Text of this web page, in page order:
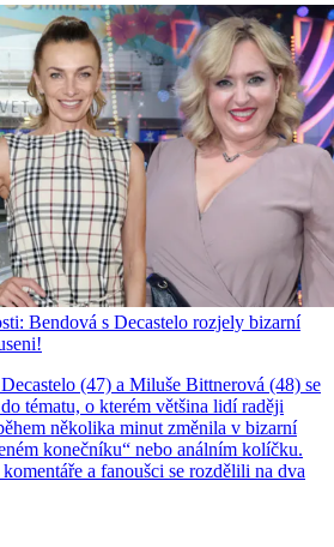
Bendová s Decastelo rozjely bizarní
(47) a Miluše Bittnerová (48) se
tématu, o kterém většina lidí raději
několika minut změnila v bizarní
konečníku“ nebo análním kolíčku.
a fanoušci se rozdělili na dva